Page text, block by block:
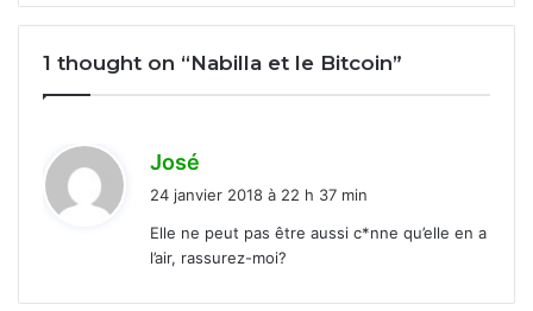
1 thought on “Nabilla et le Bitcoin”
José
:
24 janvier 2018 à 22 h 37 min
Elle ne peut pas être aussi c*nne qu’elle en a
l’air, rassurez-moi?